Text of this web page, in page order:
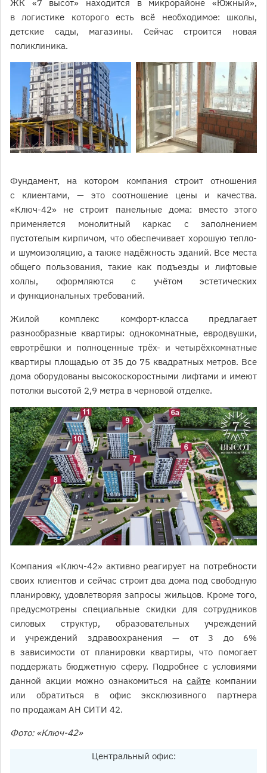
ЖК «7 высот» находится в микрорайоне «Южный»,
в логистике которого есть всё необходимое: школы,
детские сады, магазины. Сейчас строится новая
поликлиника.
Фундамент, на котором компания строит отношения
с клиентами, — это соотношение цены и качества.
«Ключ-42» не строит панельные дома: вместо этого
применяется монолитный каркас с заполнением
пустотелым кирпичом, что обеспечивает хорошую тепло-
и шумоизоляцию, а также надёжность зданий. Все места
общего пользования, такие как подъезды и лифтовые
холлы, оформляются с учётом эстетических
и функциональных требований.
Жилой комплекс комфорт-класса предлагает
разнообразные квартиры: однокомнатные, евродвушки,
евротрёшки и полноценные трёх- и четырёхкомнатные
квартиры площадью от 35 до 75 квадратных метров. Все
дома оборудованы высокоскоростными лифтами и имеют
потолки высотой 2,9 метра в черновой отделке.
Компания «Ключ-42» активно реагирует на потребности
своих клиентов и сейчас строит два дома под свободную
планировку, удовлетворяя запросы жильцов. Кроме того,
предусмотрены специальные скидки для сотрудников
силовых структур, образовательных учреждений
и учреждений здравоохранения — от 3 до 6%
в зависимости от планировки квартиры, что помогает
поддержать бюджетную сферу. Подробнее с условиями
данной акции можно ознакомиться насайте компании
или обратиться в офис эксклюзивного партнера
по продажам АН СИТИ 42.
Фото: «Ключ-42»
Центральный офис: